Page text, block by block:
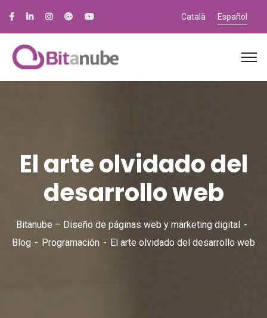
Català Español
El arte olvidado del
desarrollo web
Bitanube – Diseño de páginas web y marketing digital
Blog
Programación El arte olvidado del desarrollo web